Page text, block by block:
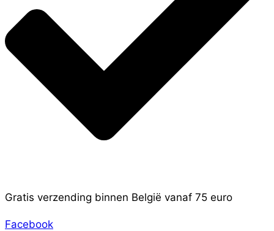
Gratis verzending binnen België vanaf 75 euro
Facebook